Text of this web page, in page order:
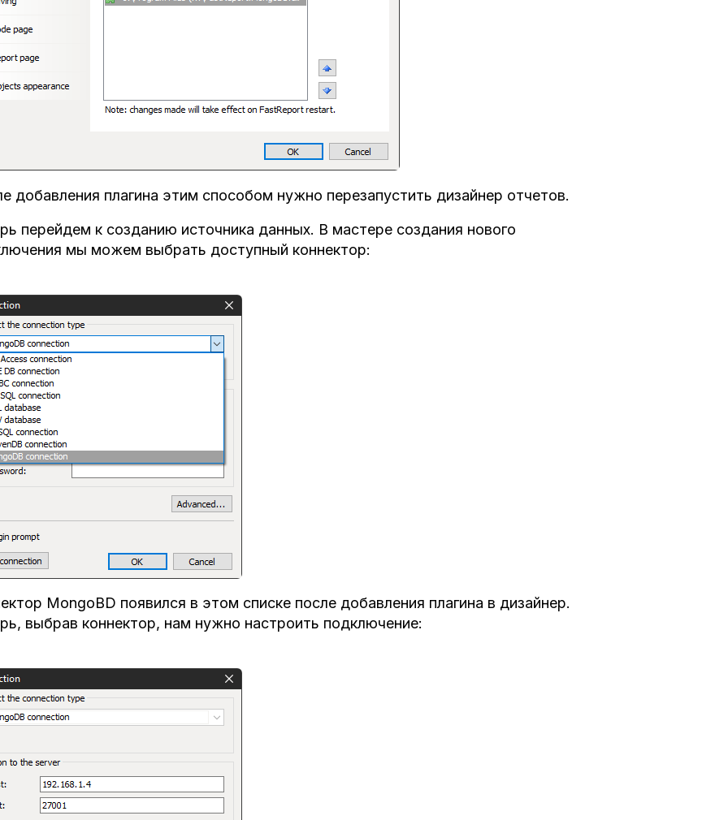
добавления плагина этим способом нужно перезапустить дизайнер отчетов.
перейдем к созданию источника данных. В мастере создания нового
мы можем выбрать доступный коннектор:
MongoBD появился в этом списке после добавления плагина в дизайнер.
выбрав коннектор, нам нужно настроить подключение: